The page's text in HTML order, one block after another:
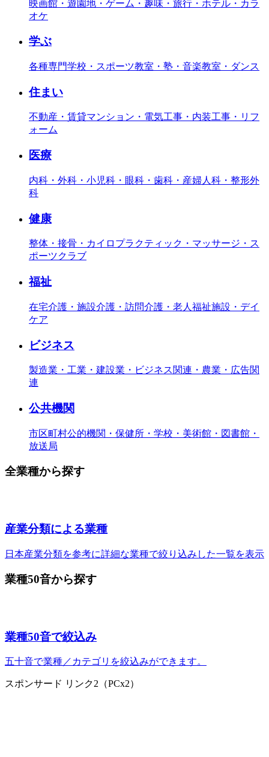
映画館・遊園地・ゲーム・趣味・旅行・ホテル・カラ
オケ
学ぶ
各種専門学校・スポーツ教室・塾・音楽教室・ダンス
住まい
不動産・賃貸マンション・電気工事・内装工事・リフ
ォーム
医療
内科・外科・小児科・眼科・歯科・産婦人科・整形外
科
健康
整体・接骨・カイロプラクティック・マッサージ・ス
ポーツクラブ
福祉
在宅介護・施設介護・訪問介護・老人福祉施設・デイ
ケア
ビジネス
製造業・工業・建設業・ビジネス関連・農業・広告関
連
公共機関
市区町村公的機関・保健所・学校・美術館・図書館・
放送局
全業種から探す
産業分類による業種
日本産業分類を参考に詳細な業種で絞り込みした一覧を表示
業種50音から探す
業種50音で絞込み
五十音で業種／カテゴリを絞込みができます。
スポンサード リンク2（PCx2）